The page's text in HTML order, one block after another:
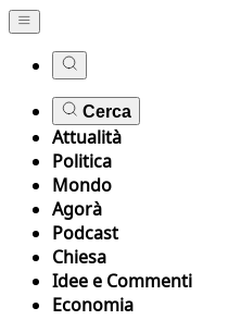
Cerca
Attualità
Politica
Mondo
Agorà
Podcast
Chiesa
Idee e Commenti
Economia